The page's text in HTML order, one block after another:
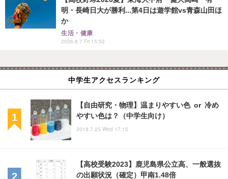
明・長崎日大が勝利...第4日は遊学館vs青森山田ほ
か
生活・健康
2026.8.7 Fri 15:52
中学生アクセスランキング
【自由研究・物理】温まりやすい色 or 冷め
やすい色は？（中学生向け）
2018.7.25 Wed 17:15
【高校受験2023】鹿児島県公立高、一般選抜
の出願状況（確定）甲南1.48倍